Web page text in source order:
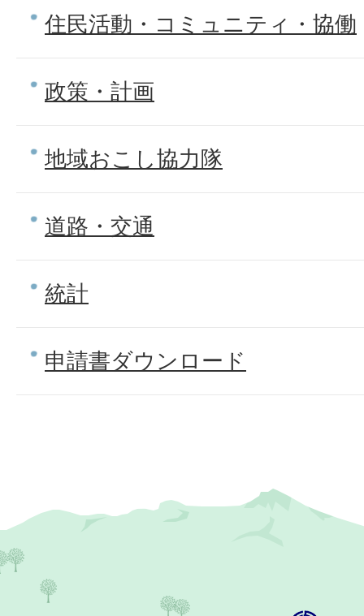
住民活動・コミュニティ・協働
政策・計画
地域おこし協力隊
道路・交通
統計
申請書ダウンロード